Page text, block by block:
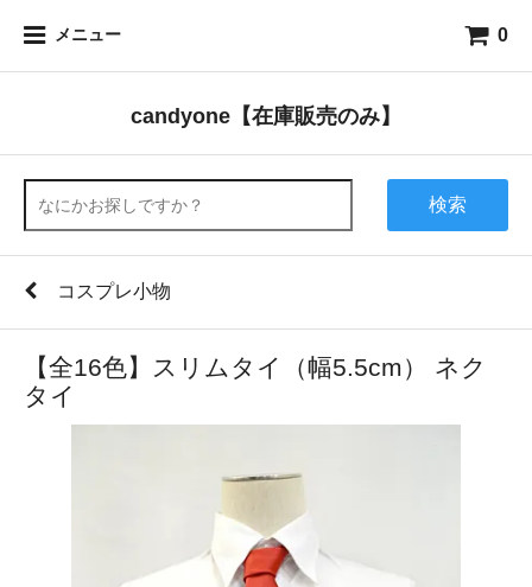
メニュー 0
candyone【在庫販売のみ】
検索
コスプレ小物
【全16色】スリムタイ（幅5.5cm） ネク
タイ